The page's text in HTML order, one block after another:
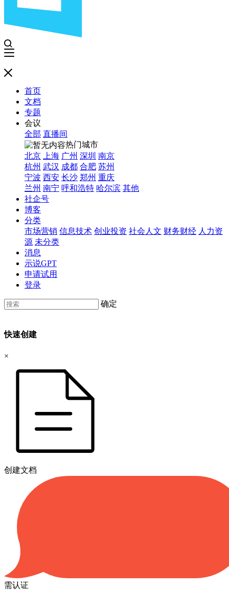
首页
文档
专题
会议
全部 直播间
热门城市
北京
上海 广州 深圳 南京
杭州 武汉 成都 合肥 苏州
宁波 西安 长沙 郑州 重庆
兰州 南宁 呼和浩特 哈尔滨 其他
社企号
博客
分类
市场营销 信息技术 创业投资 社会人文 财务财经 人力资
源 未分类
消息
示说GPT
申请试用
登录
确定
快速创建
×
创建文档
需认证